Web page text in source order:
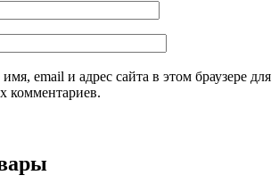
email и адрес сайта в этом браузере для
комментариев.